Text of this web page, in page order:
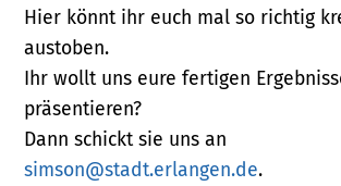
Hier könnt ihr euch mal so richtig
austoben.
Ihr wollt uns eure fertigen
präsentieren?
Dann schickt sie uns an
simson@stadt.erlangen.de.